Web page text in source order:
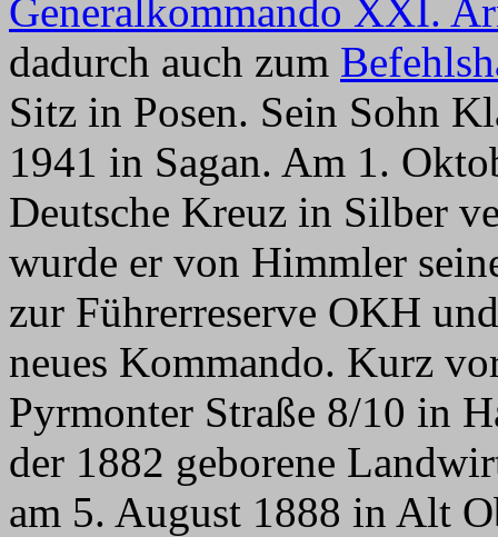
Generalkommando XXI.
dadurch auch zum
Sitz in Posen. Sein Sohn
1941 in Sagan. Am 1.
Deutsche Kreuz in Silber
wurde er von Himmler
zur Führerreserve OKH
neues Kommando. Kurz
Pyrmonter Straße 8/10 in
der 1882 geborene
am 5. August 1888 in Alt